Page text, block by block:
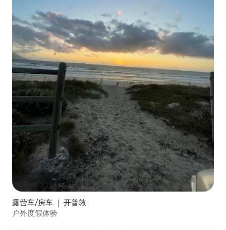
露营车/房车 ｜ 开普敦
户外度假体验